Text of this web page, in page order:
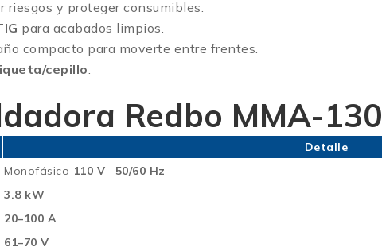
riesgos y proteger consumibles.
para acabados limpios.
compacto para moverte entre frentes.
cepillo.
Redbo MMA-130
Detalle
Monofásico 110 V · 50/60 Hz
3.8 kW
20–100 A
61–70 V